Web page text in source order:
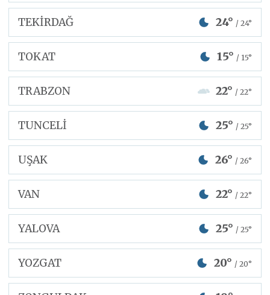
TEKİRDAĞ 24° / 24°
TOKAT 15° / 15°
TRABZON 22° / 22°
TUNCELİ 25° / 25°
UŞAK 26° / 26°
VAN 22° / 22°
YALOVA 25° / 25°
YOZGAT 20° / 20°